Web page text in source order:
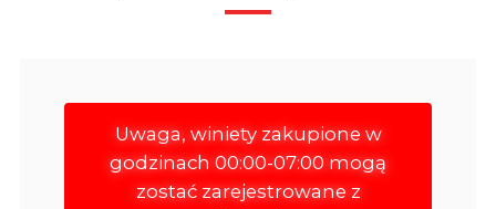
Uwaga, winiety zakupione w
godzinach 00:00-07:00 mogą
zostać zarejestrowane z